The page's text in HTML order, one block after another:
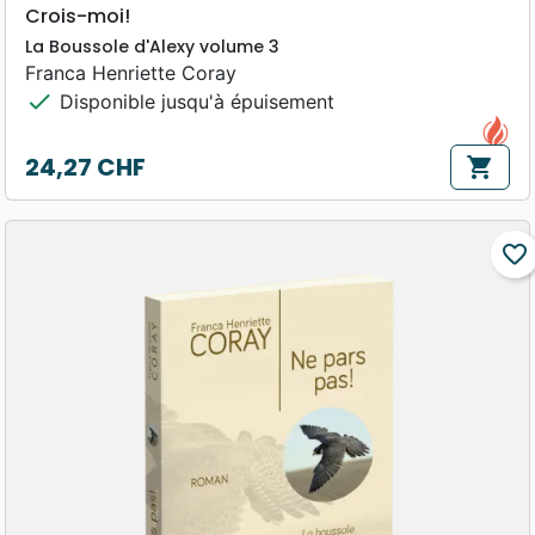
Crois-moi!
La Boussole d'Alexy volume 3
Franca Henriette Coray
check Disponible jusqu'à épuisement
Prix
24,27 CHF shopping_cart
favorite_border